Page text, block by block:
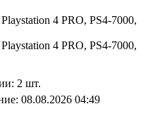
2 шт.
08.08.2026 04:49